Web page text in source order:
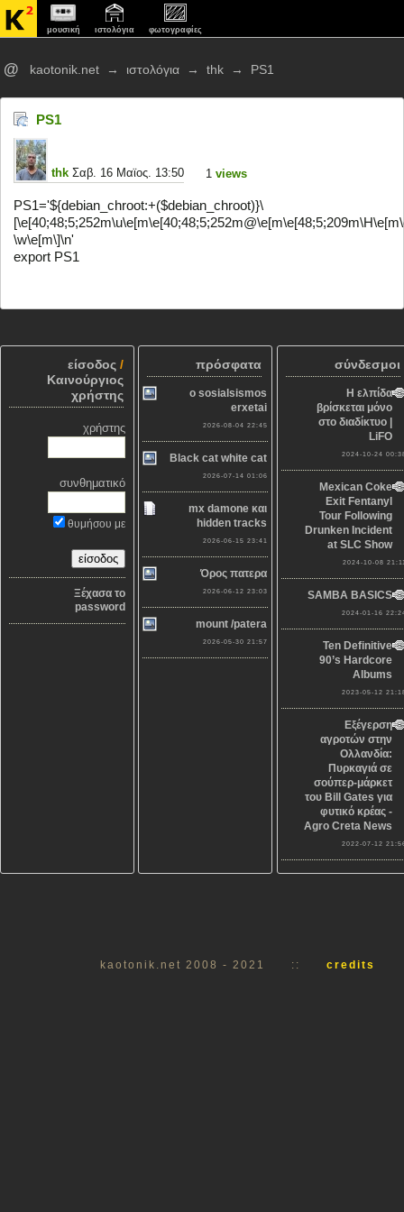
μουσική ιστολόγια φωτογραφίες
@ kaotonik.net → ιστολόγια → thk → PS1
PS1
thk Σαβ. 16 Μαϊος. 13:50 1 views
PS1='${debian_chroot:+($debian_chroot)}\
\w\e[m\]\n'
export PS1
είσοδος/
Καινούργιος
χρήστης
χρήστης
συνθηματικό
θυμήσου με
Ξέχασα το
password
πρόσφατα
o sosialsismos
erxetai
2026-08-04 22:45
Black cat white cat
2026-07-14 01:06
mx damone και
hidden tracks
2026-06-15 23:41
Όρος πατερα
2026-06-12 23:03
mount /patera
2026-05-30 21:57
σύνδεσμοι
Η ελπίδα
βρίσκεται μόνο
στο διαδίκτυο |
LiFO
2024-10-24
Mexican Coke
Exit Fentanyl
Tour Following
Drunken Incident
at SLC Show
2024-10-08
SAMBA BASICS
2024-01-16
Ten Definitive
90’s Hardcore
Albums
2023-05-12
Εξέγερση
αγροτών στην
Ολλανδία:
Πυρκαγιά σε
σούπερ-μάρκετ
του Bill Gates για
φυτικό κρέας -
Agro Creta News
2022-07-12
kaotonik.net 2008 - 2021 :: credits